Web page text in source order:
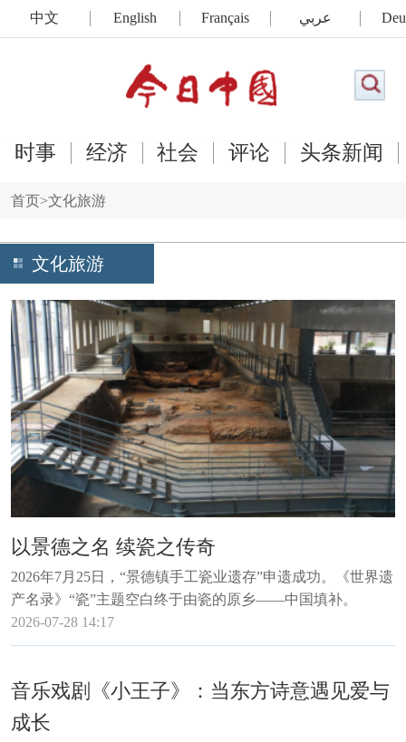
中文 English Français عربي
时事 经济 社会 评论 头条新闻
首页>文化旅游
文化旅游
以景德之名 续瓷之传奇
2026年7月25日，“景德镇手工瓷业遗存”申遗成功。《世界遗
产名录》“瓷”主题空白终于由瓷的原乡——中国填补。
2026-07-28 14:17
音乐戏剧《小王子》：当东方诗意遇见爱与
成长